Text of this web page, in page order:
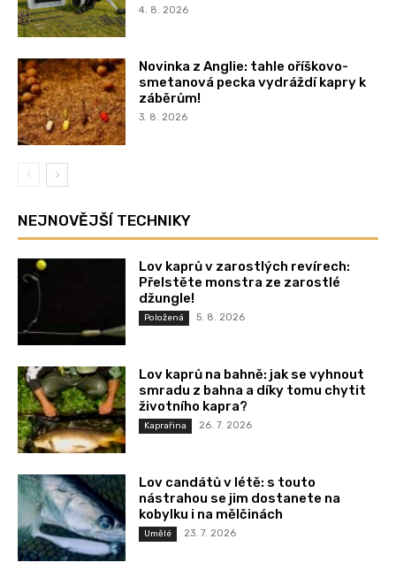
4. 8. 2026
Novinka z Anglie: tahle oříškovo-
smetanová pecka vydráždí kapry k
záběrům!
3. 8. 2026
NEJNOVĚJŠÍ TECHNIKY
Lov kaprů v zarostlých revírech:
Přelstěte monstra ze zarostlé
džungle!
Položená 5. 8. 2026
Lov kaprů na bahně: jak se vyhnout
smradu z bahna a díky tomu chytit
životního kapra?
Kaprařina 26. 7. 2026
Lov candátů v létě: s touto
nástrahou se jim dostanete na
kobylku i na mělčinách
Umělé 23. 7. 2026